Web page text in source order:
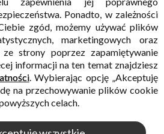
Gminny Ośrodek Kultury w
Sadownem
Ponadto, w zależności
zgód, możemy używać plików
marketingowych oraz
ze strony poprzez zapamiętywanie
informacji na ten temat znajdziesz
. Wybierając opcję „Akceptuję
na przechowywanie plików cookie
celach.